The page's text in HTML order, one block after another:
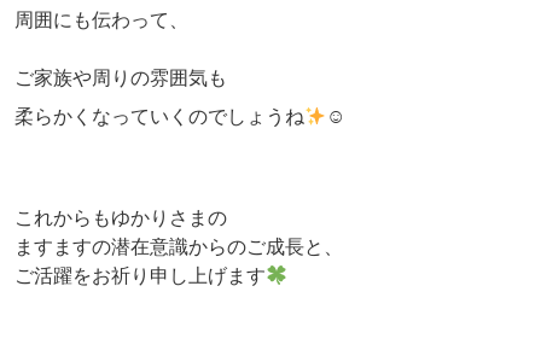
周囲にも伝わって、
ご家族や周りの雰囲気も
柔らかくなっていくのでしょうね
☺
これからもゆかりさまの
ますますの潜在意識からのご成長と、
ご活躍をお祈り申し上げます